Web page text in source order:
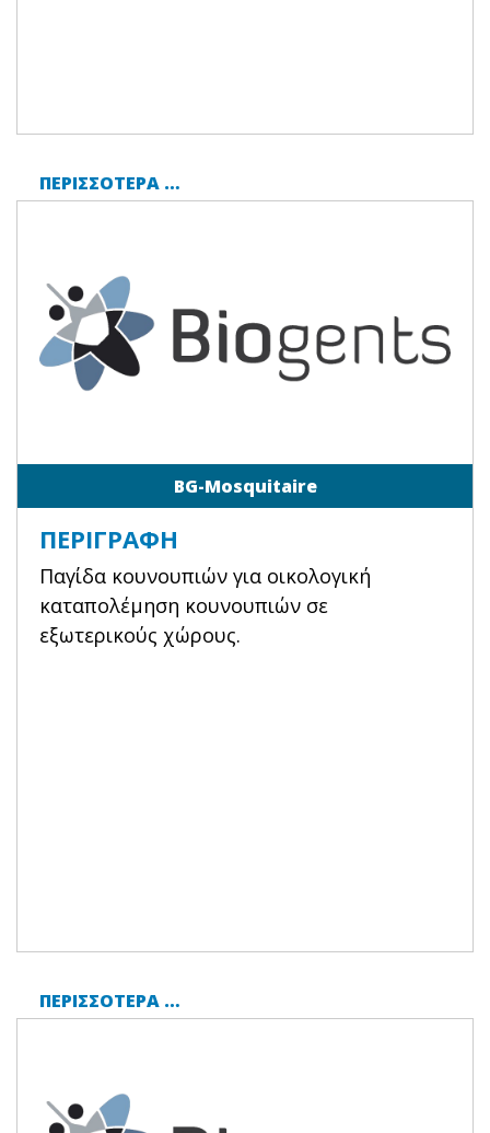
ΠΕΡΙΣΣΌΤΕΡΑ …
BG-Mosquitaire
ΠΕΡΙΓΡΑΦΉ
Παγίδα κουνουπιών για οικολογική
καταπολέμηση κουνουπιών σε
εξωτερικούς χώρους.
ΠΕΡΙΣΣΌΤΕΡΑ …